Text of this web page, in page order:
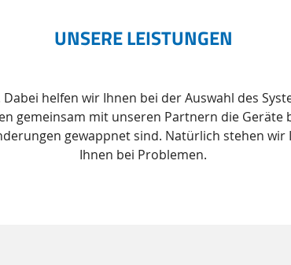
UNSERE LEISTUNGEN
helfen wir Ihnen bei der Auswahl des
gemeinsam mit unseren Partnern die
gewappnet sind. Natürlich stehen
Ihnen bei Problemen.